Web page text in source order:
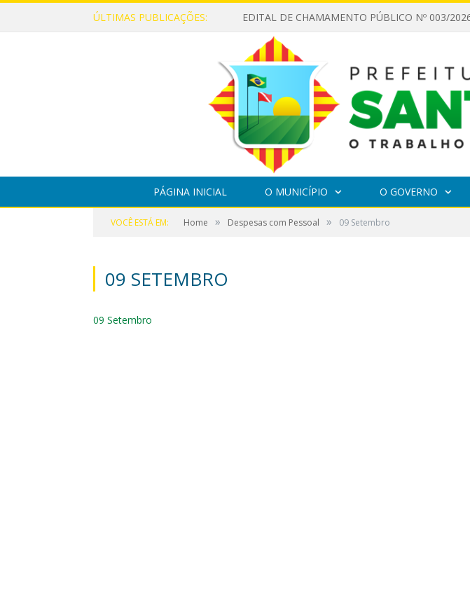
ÚLTIMAS PUBLICAÇÕES:
PÁGINA INICIAL O MUNICÍPIO O GOVERNO
VOCÊ ESTÁ EM: Home » Despesas com Pessoal » 09 Setembro
09 SETEMBRO
09 Setembro